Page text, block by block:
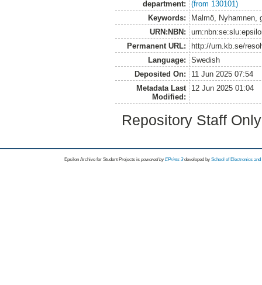
department:
(from 130101)
Keywords:
Malmö, Nyhamnen,
URN:NBN:
Permanent URL:
http://urn.kb.se/
Language:
Swedish
Deposited On:
11 Jun 2025 07:54
Metadata Last
Modified:
12 Jun 2025 01:04
Repository Staff
Epsilon Archive for Student Projects is powored byEPrints 3 developed by School of Electronics